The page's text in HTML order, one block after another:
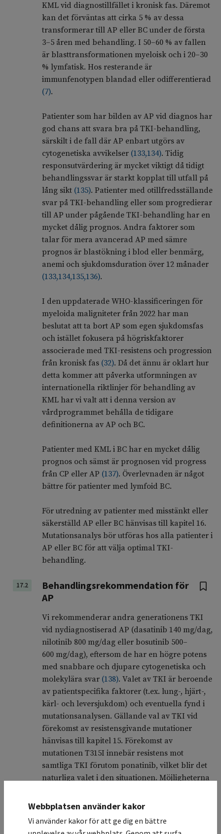
KML vid diagnostillfället i kronisk fas. Däremot
kan det förväntas att cirka 5 % av dessa
transformerar till AP eller BC under de första
3–5 åren med behandling. I 50–60 % av fallen
är blasttransformationen myeloisk och i 20–30
% lymfatisk. Hos resterande är
immunfenotypen blandad eller odifferentierad
(7).
Patienter som har bilden av AP vid diagnos har
god chans att svara bra på TKI-behandling,
särskilt i de fall där AP enbart utgörs av
cytogenetiska avvikelser (133,134). Tidig
responsutvärdering är mycket viktigt då tidigt
behandlingssvar är starkt kopplat till utfall på
lång sikt (135). Patienter med otillfredsställande
svar på TKI-behandling eller som progredierar
till AP under pågående TKI-behandling har en
mycket dålig prognos. Andra faktorer som
talar för mera avancerad AP med sämre
prognos är blastökning i blod eller benmärg,
anemi och sjukdomsduration över 12 månader
(133,134,135,136).
I den uppdaterade WHO-klassificeringen för
myeloida maligniteter från 2022 har man
beslutat att ta bort AP som egen sjukdomsfas
och istället fokusera på högriskfaktorer
associerade med TKI-resistens och progression
från kronisk fas (32). Då det ännu är oklart hur
detta kommer att påverka utformningen av
internationella riktlinjer för behandling av
KML har vi valt att i denna version av
vårdprogrammet behålla de tidigare
definitionerna av AP och BC.
Patienter med KML i BC har en mycket dålig
prognos och sämst är prognosen vid progress
från CP eller AP (137). Överlevnaden är något
bättre för patienter med lymfoid BC.
För utredning av patienter med misstänkt eller
säkerställd AP eller BC hänvisas till kapitel 16.
Mutationsanalys bör utföras hos alla patienter i
AP eller BC för att välja optimal TKI-
behandling.
17.2
Behandlingsrekommendation för
AP
Vi rekommenderar andra generationens TKI
vid nydiagnostiserad AP (dasatinib 140 mg/dag,
nilotinib 800 mg/dag eller bosutinib 500–
600 mg/dag), eftersom de har en högre potens
med snabbare och djupare cytogenetiska och
molekylära svar (138). Valet av TKI är beroende
av patientspecifika faktorer (t.ex. lung-, hjärt-,
kärl- och leversjukdom) och eventuella fynd i
mutationsanalysen. Gällande val av TKI vid
förekomst av resistensgivande mutationer
hänvisas till kapitel 15. Förekomst av
mutationen T315I innebär resistens mot
samtliga TKI förutom ponatinib, vilket blir det
naturliga valet i den situationen. Möjligheterna
AP, som inte snabbt svarar på behandling med
cytogenetiskt och molekylärt efter 1 och
Webbplatsen använder kakor
Vi använder kakor för att ge dig en bättre